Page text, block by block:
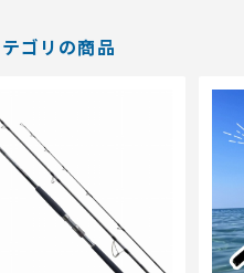
ゴリの商品